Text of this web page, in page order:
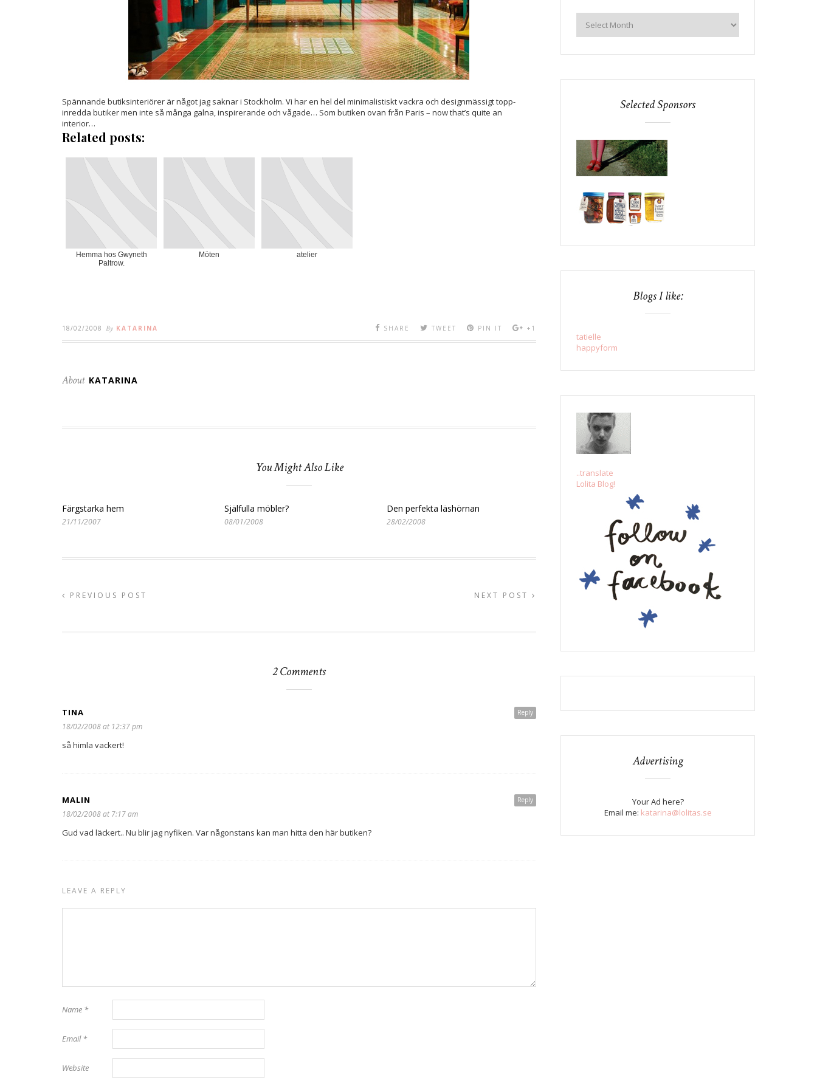
Spännande butiksinteriörer är något jag saknar i Stockholm. Vi har en hel del minimalistiskt vackra och designmässigt topp-
inredda butiker men inte så många galna, inspirerande och vågade… Som butiken ovan från Paris – now that’s quite an
interior…
Related posts:
Hemma hos Gwyneth
Paltrow.
Möten atelier
18/02/2008 By KATARINA SHARE TWEET PIN IT +1
About KATARINA
You Might Also Like
Färgstarka hem
21/11/2007
Själfulla möbler?
08/01/2008
Den perfekta läshörnan
28/02/2008
PREVIOUS POST NEXT POST
2 Comments
Reply
TINA
18/02/2008 at 12:37 pm
så himla vackert!
Reply
MALIN
18/02/2008 at 7:17 am
Gud vad läckert.. Nu blir jag nyfiken. Var någonstans kan man hitta den här butiken?
LEAVE A REPLY
Name *
Email*
Website
Selected Sponsors
Blogs I like:
tatielle
happyform
..translate
Lolita Blog!
Advertising
Your Ad here?
Email me: katarina@lolitas.se